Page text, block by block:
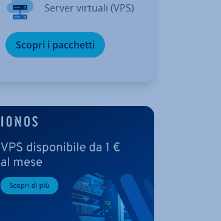
Server virtuali (VPS)
Scopri i pacchetti